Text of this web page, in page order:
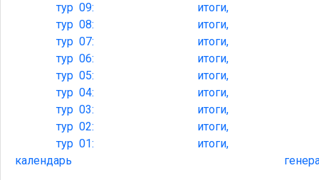
тур 09:
итоги,
тур 08:
итоги,
тур 07:
итоги,
тур 06:
итоги,
тур 05:
итоги,
тур 04:
итоги,
тур 03:
итоги,
тур 02:
итоги,
тур 01:
итоги,
календарь